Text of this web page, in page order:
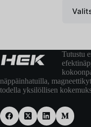
Tutustu
näppäinhatuilla,
todella yksilöllisen